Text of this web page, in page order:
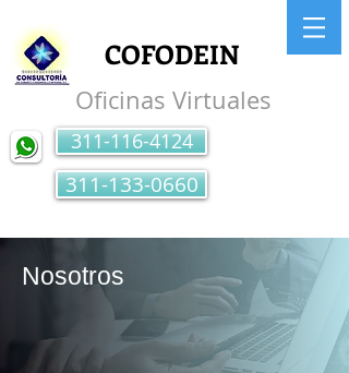
COFODEIN
Oficinas Virtuales
311-116-4124
311-133-0660
Nosotros